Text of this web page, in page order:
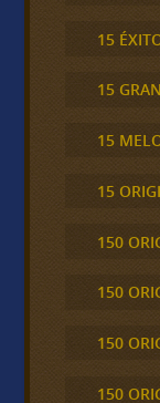
15
15
15
15
150
150
150
150